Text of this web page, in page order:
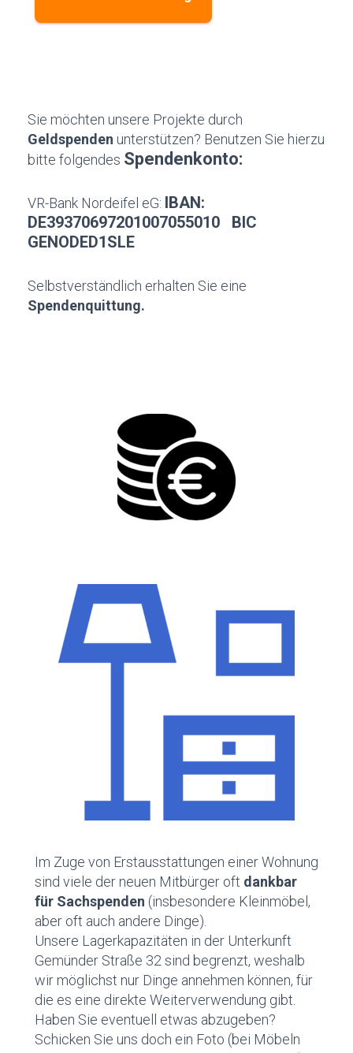
Sie möchten unsere Projekte durch
Geldspenden unterstützen? Benutzen Sie hierzu
bitte folgendes Spendenkonto:
VR-Bank Nordeifel eG: IBAN:
DE39370697201007055010 BIC
GENODED1SLE
Selbstverständlich erhalten Sie eine
Spendenquittung.
Im Zuge von Erstausstattungen einer Wohnung
sind viele der neuen Mitbürger oft dankbar
für Sachspenden (insbesondere Kleinmöbel,
aber oft auch andere Dinge).
Unsere Lagerkapazitäten in der Unterkunft
Gemünder Straße 32 sind begrenzt, weshalb
wir möglichst nur Dinge annehmen können, für
die es eine direkte Weiterverwendung gibt.
Haben Sie eventuell etwas abzugeben?
Schicken Sie uns doch ein Foto (bei Möbeln